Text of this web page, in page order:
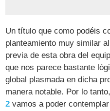
Un título que como podéis
planteamiento muy similar
previa de esta obra del
que nos parece bastante
global plasmada en dicha
manera notable. Por lo
2 vamos a poder